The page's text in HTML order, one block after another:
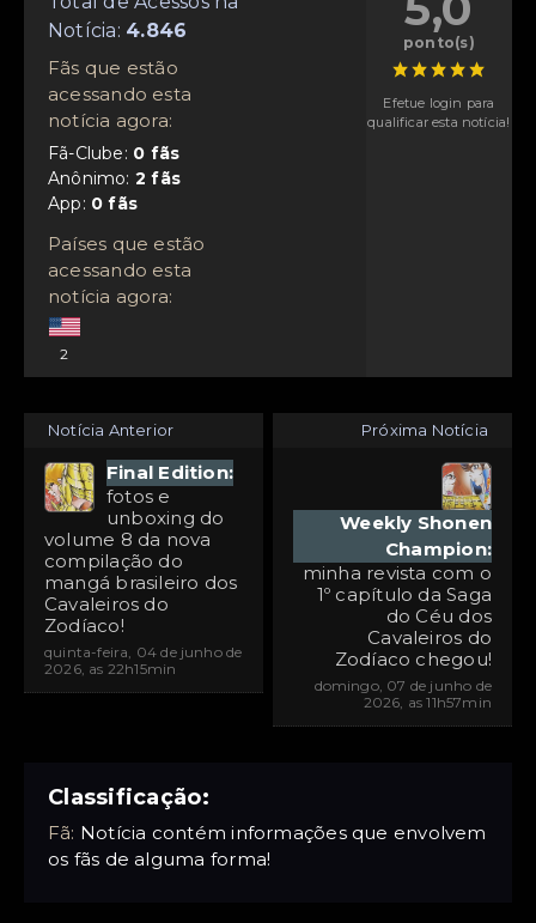
Notícia:
Fãs que estão
acessando esta
notícia agora:
Fã-Clube:
Anônimo:
App:
Países que estão
acessando esta
notícia agora:
2
ponto(s)
Efetue login para
qualificar esta notícia!
Notícia Anterior
Final Edition:
fotos e
unboxing do
volume 8 da nova
compilação do
mangá brasileiro dos
Cavaleiros do
Zodíaco!
quinta-feira, 04 de junho de
2026, as 22h15min
Próxima Notícia
Weekly Shonen
Champion:
minha revista com o
1º capítulo da Saga
do Céu dos
Cavaleiros do
Zodíaco chegou!
domingo, 07 de junho de
2026, as 11h57min
Classificação:
Fã: Notícia contém informações que envolvem
os fãs de alguma forma!